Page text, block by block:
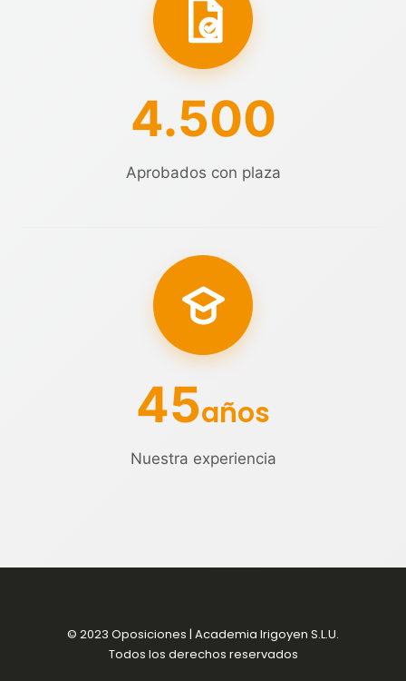
4.500
Aprobados con plaza
45años
Nuestra experiencia
© 2023 Oposiciones | Academia Irigoyen S.L.U.
Todos los derechos reservados